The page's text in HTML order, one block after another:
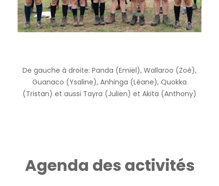
De gauche à droite: Panda (Emiel), Wallaroo (Zoé),
Guanaco (Ysaline), Anhinga (Léane), Quokka
(Tristan) et aussi Tayra (Julien) et Akita (Anthony)
Agenda des activités